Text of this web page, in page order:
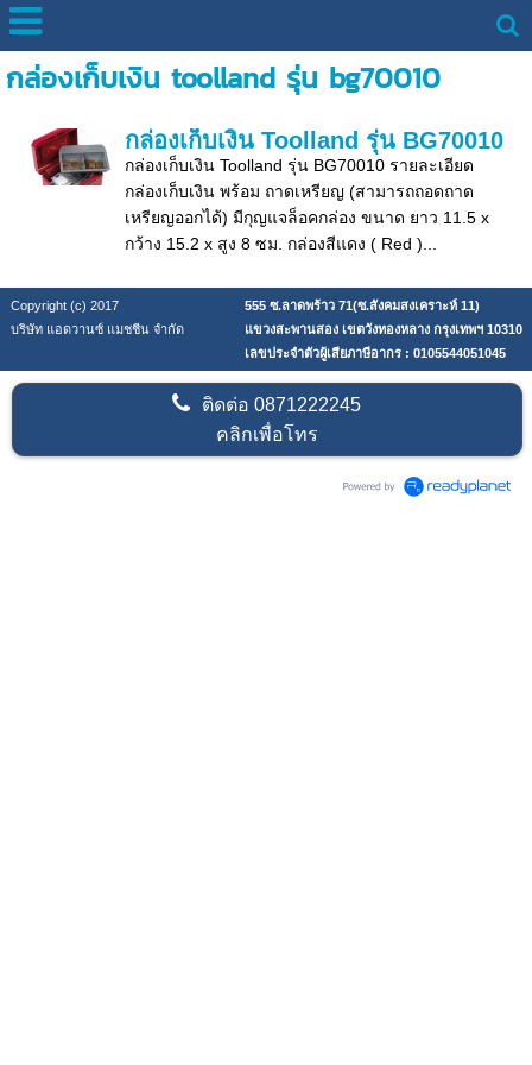
กล่องเก็บเงิน toolland รุ่น bg70010
กล่องเก็บเงิน Toolland รุ่น BG70010
กล่องเก็บเงิน Toolland รุ่น BG70010 รายละเอียด
กล่องเก็บเงิน พร้อม ถาดเหรียญ (สามารถถอดถาด
เหรียญออกได้) มีกุญแจล็อคกล่อง ขนาด ยาว 11.5 x
กว้าง 15.2 x สูง 8 ซม. กล่องสีแดง ( Red )...
Copyright (c) 2017
555 ซ.ลาดพร้าว 71(ซ.สังคมสงเคราะห์ 11)
บริษัท แอดวานซ์ แมชชีน จำกัด
แขวงสะพานสอง เขตวังทองหลาง กรุงเทพฯ 10310
เลขประจำตัวผู้เสียภาษีอากร : 0105544051045
ติดต่อ0871222245
คลิกเพื่อโทร